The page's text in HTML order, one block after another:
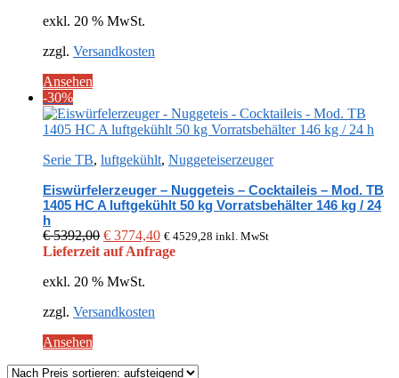
€ 5295,00
exkl. 20 % MwSt.
zzgl. Versandkosten
Ansehen
-30%
Serie TB, luftgekühlt, Nuggeteiserzeuger
Eiswürfelerzeuger – Nuggeteis – Cocktaileis – Mod. TB
1405 HC A luftgekühlt 50 kg Vorratsbehälter 146 kg / 24
h
€5392,00 Ursprünglicher
Preis
€ 5392,00
€ 3774,40Aktueller
Preis
€ 4529,28 inkl. MwSt
Lieferzeit auf Anfrage
exkl. 20 % MwSt.
zzgl. Versandkosten
Ansehen